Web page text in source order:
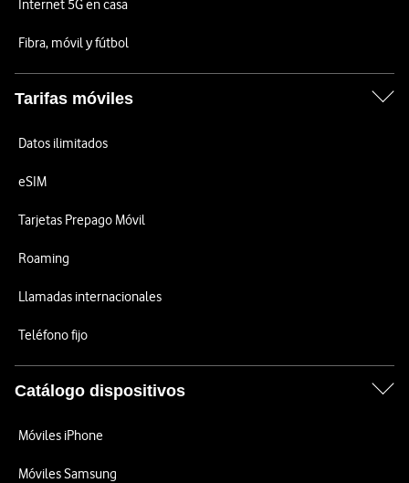
Internet 5G en casa
Fibra, móvil y fútbol
Tarifas móviles
Datos ilimitados
eSIM
Tarjetas Prepago Móvil
Roaming
Llamadas internacionales
Teléfono fijo
Catálogo dispositivos
Móviles iPhone
Móviles Samsung